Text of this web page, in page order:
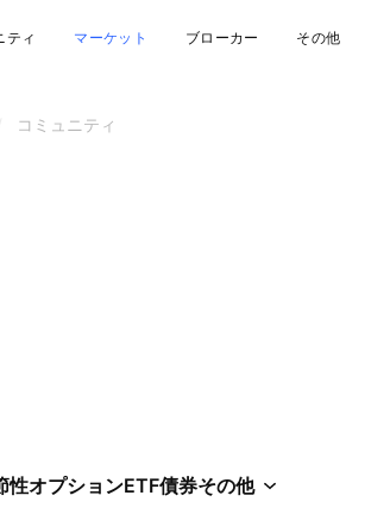
ティ マーケット ブローカー その他
コミュニティ
性オプションETF債券その他